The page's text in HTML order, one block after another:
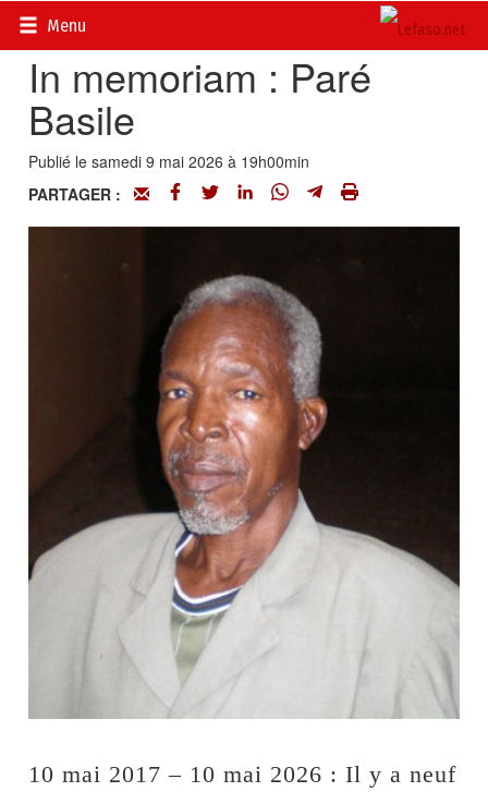
Menu
Accueil>
In memoriam : Paré
Basile
Publié le samedi 9 mai 2026 à 19h00min
PARTAGER :
10 mai 2017 – 10 mai 2026 : Il y a neuf